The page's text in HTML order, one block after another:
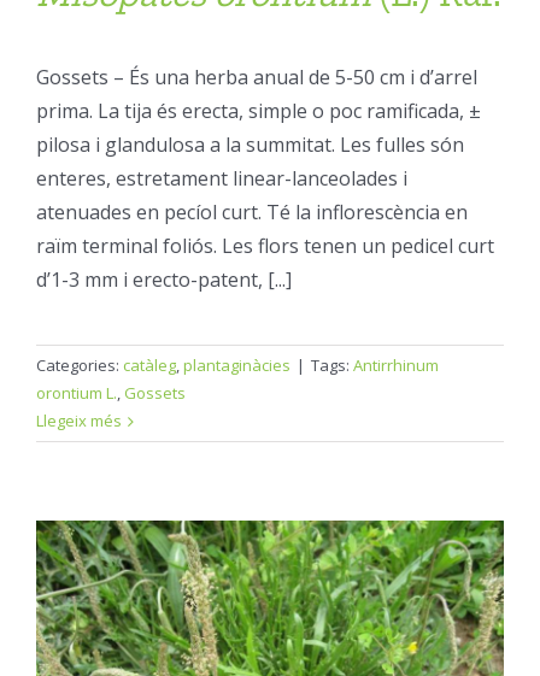
Gossets – És una herba anual de 5-50 cm i d’arrel
prima. La tija és erecta, simple o poc ramificada, ±
pilosa i glandulosa a la summitat. Les fulles són
enteres, estretament linear-lanceolades i
atenuades en pecíol curt. Té la inflorescència en
raïm terminal foliós. Les flors tenen un pedicel curt
d’1-3 mm i erecto-patent, [...]
Categories: catàleg,plantaginàcies | Tags: Antirrhinum
orontium L., Gossets
Llegeix més